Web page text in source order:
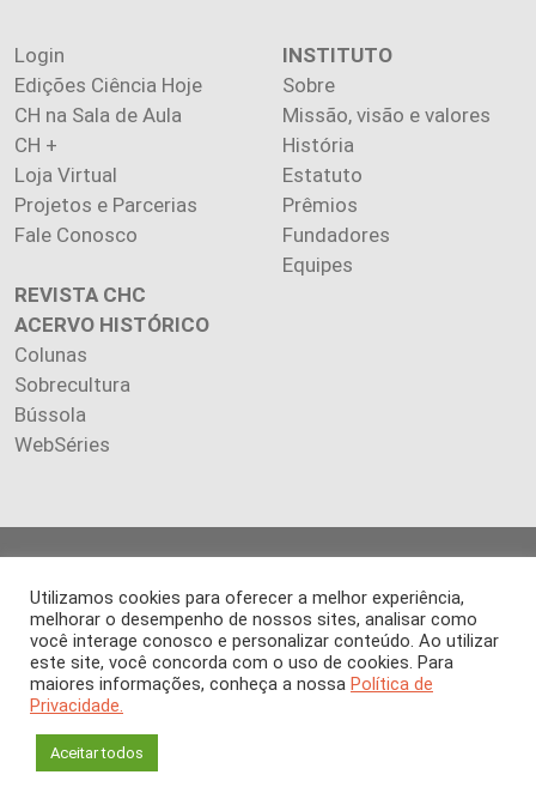
Login
Edições Ciência Hoje
CH na Sala de Aula
CH +
Loja Virtual
Projetos e Parcerias
Fale Conosco
INSTITUTO
Sobre
Missão, visão e valores
História
Estatuto
Prêmios
Fundadores
Equipes
REVISTA CHC
ACERVO HISTÓRICO
Colunas
Sobrecultura
Bússola
WebSéries
reservados.
Os artigos publicados na revista refletem exclusivamente a
opinião de seus autores.
É proibida a reprodução, integral ou parcial, do conteúdo (imagens
e textos) sem prévia autorização.
Utilizamos cookies para oferecer a melhor experiência,
melhorar o desempenho de nossos sites, analisar como
você interage conosco e personalizar conteúdo. Ao utilizar
este site, você concorda com o uso de cookies. Para
maiores informações, conheça a nossa Política de
Privacidade.
Aceitar todos